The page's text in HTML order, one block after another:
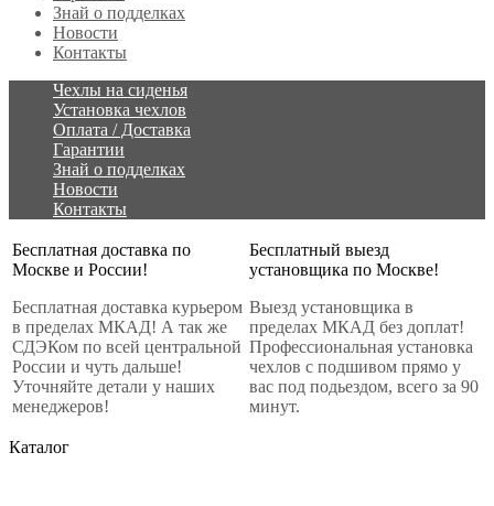
Знай о подделках
Новости
Контакты
Чехлы на сиденья
Установка чехлов
Оплата / Доставка
Гарантии
Знай о подделках
Новости
Контакты
Бесплатная доставка по
Москве и России!
Бесплатная доставка курьером
в пределах МКАД! А так же
СДЭКом по всей центральной
России и чуть дальше!
Уточняйте детали у наших
менеджеров!
Бесплатный выезд
установщика по Москве!
Выезд установщика в
пределах МКАД без доплат!
Профессиональная установка
чехлов с подшивом прямо у
вас под подьездом, всего за 90
минут.
Каталог